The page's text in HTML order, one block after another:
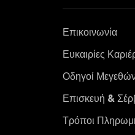
Επικοινωνία
Ευκαιρίες
Οδηγοί
Επισκευή &
Τρόποι